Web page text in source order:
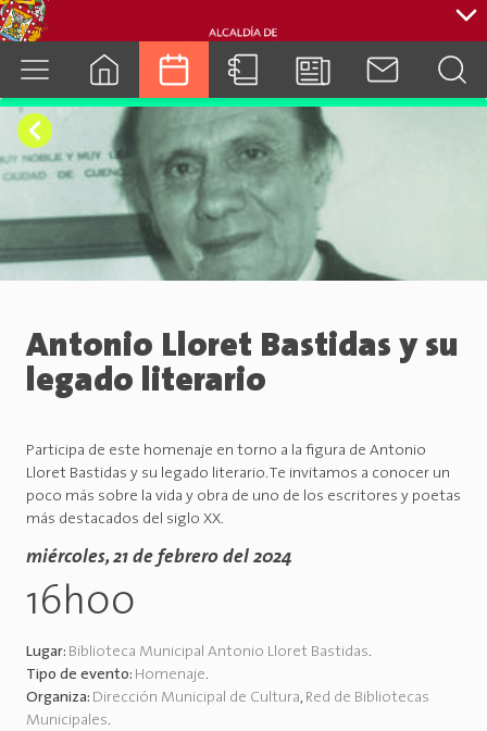
cuenca.gob.ec
Antonio Lloret Bastidas y su
legado literario
Participa de este homenaje en torno a la figura de Antonio
Lloret Bastidas y su legado literario. Te invitamos a conocer un
poco más sobre la vida y obra de uno de los escritores y poetas
más destacados del siglo XX.
miércoles, 21 de febrero del 2024
16h00
Lugar: Biblioteca Municipal Antonio Lloret Bastidas.
Tipo de evento: Homenaje.
Organiza: Dirección Municipal de Cultura, Red de Bibliotecas
Municipales.